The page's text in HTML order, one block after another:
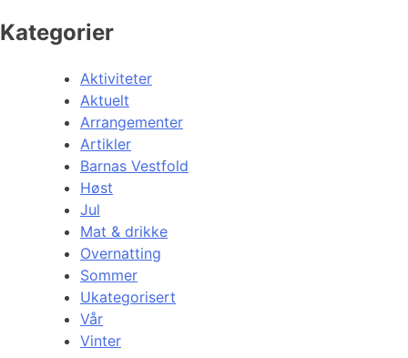
Kategorier
Aktiviteter
Aktuelt
Arrangementer
Artikler
Barnas Vestfold
Høst
Jul
Mat & drikke
Overnatting
Sommer
Ukategorisert
Vår
Vinter